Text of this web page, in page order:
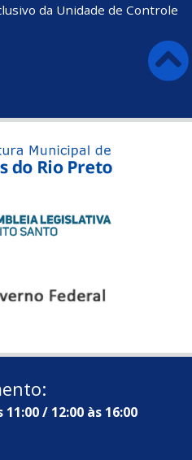
da Unidade de Controle
/ 12:00 às 16:00